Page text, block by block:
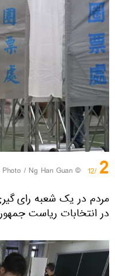
2
/12
© AP Photo / Ng Han Guan
مردم در یک شعبه رای
در انتخابات ریاست